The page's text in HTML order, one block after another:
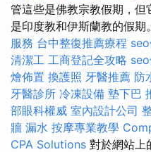
管這些是佛教宗教假期，
是印度教和伊斯蘭教的假期
服務 台中整復推薦療程
清潔工 工商登記全攻略
燴佈置 換護照 牙醫推薦 防
牙醫診所 冷凍設備 墊下巴
部眼科權威 室內設計公司
牆 漏水 按摩專業教學
CPA Solutions 對於網站上